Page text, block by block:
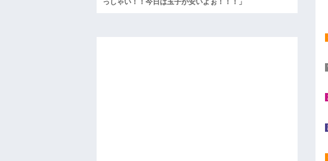
っしゃい！！今日は玉子が安いよぉ！！！」